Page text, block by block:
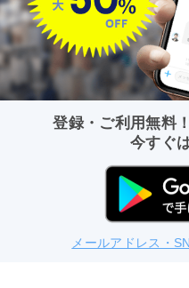
登録・ご利用無料
今すぐ
メールアドレス・